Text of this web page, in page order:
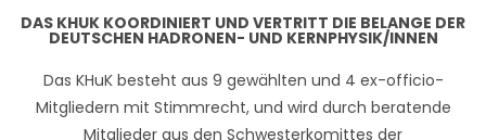
DAS KHUK KOORDINIERT UND VERTRITT DIE BELANGE DER
DEUTSCHEN HADRONEN- UND KERNPHYSIK/INNEN
Das KHuK besteht aus 9 gewählten und 4 ex-officio-
Mitgliedern mit Stimmrecht, und wird durch beratende
Mitglieder aus den Schwesterkomittes der